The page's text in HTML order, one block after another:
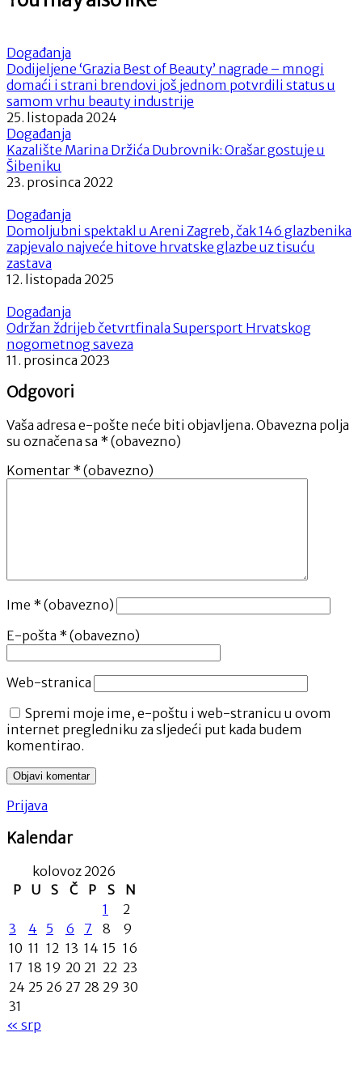
Događanja
Dodijeljene ‘Grazia Best of Beauty’ nagrade – mnogi
domaći i strani brendovi još jednom potvrdili status u
samom vrhu beauty industrije
25. listopada 2024
Događanja
Kazalište Marina Držića Dubrovnik: Orašar gostuje u
Šibeniku
23. prosinca 2022
Događanja
Domoljubni spektakl u Areni Zagreb, čak 146 glazbenika
zapjevalo najveće hitove hrvatske glazbe uz tisuću
zastava
12. listopada 2025
Događanja
Održan ždrijeb četvrtfinala Supersport Hrvatskog
nogometnog saveza
11. prosinca 2023
Odgovori
Vaša adresa e-pošte neće biti objavljena. Obavezna polja
su označena sa * (obavezno)
Komentar * (obavezno)
Ime * (obavezno)
E-pošta * (obavezno)
Web-stranica
Spremi moje ime, e-poštu i web-stranicu u ovom
internet pregledniku za sljedeći put kada budem
komentirao.
Prijava
Kalendar
kolovoz 2026
P
U S Č P S
N
1
2
3
4 5 6 7 8
9
10 11 12 13 14 15 16
17 18 19 20 21 22 23
24 25 26 27 28 29 30
31
« srp